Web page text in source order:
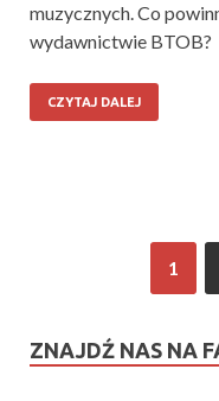
muzycznych. Co
wydawnictwie BTOB?
CZYTAJ DALEJ
1
ZNAJDŹ NAS NA